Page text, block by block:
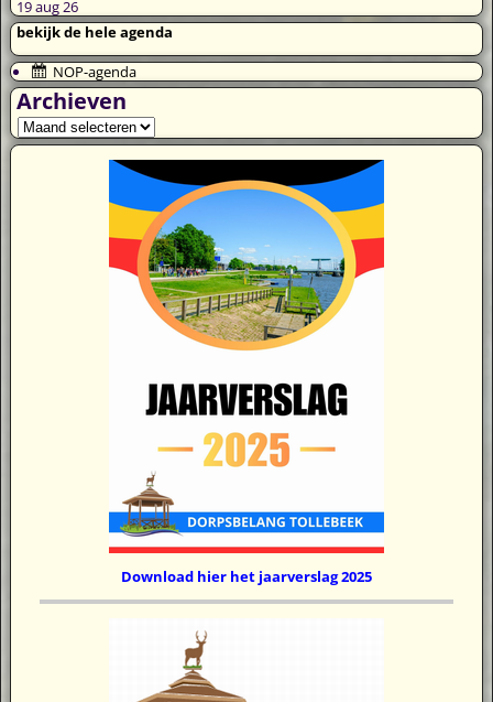
19 aug 26
bekijk de hele agenda
NOP-agenda
Archieven
Download hier het jaarverslag 2025